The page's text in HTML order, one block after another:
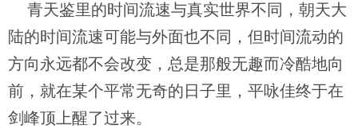
青天鉴里的时间流速与真实世界不同，朝天大
陆的时间流速可能与外面也不同，但时间流动的
方向永远都不会改变，总是那般无趣而冷酷地向
前，就在某个平常无奇的日子里，平咏佳终于在
剑峰顶上醒了过来。